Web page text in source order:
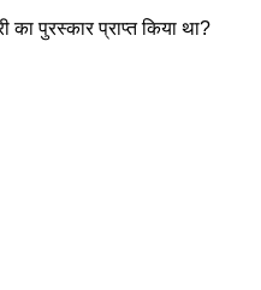
पुरस्कार प्राप्त किया था?